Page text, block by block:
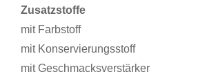
Zusatzstoffe
mit Farbstoff
mit Konservierungsstoff
mit Geschmacksverstärker